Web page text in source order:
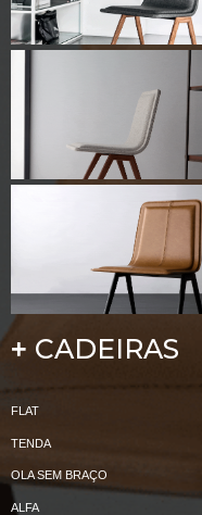
+ CADEIRAS
FLAT
TENDA
OLA SEM BRAÇO
ALFA